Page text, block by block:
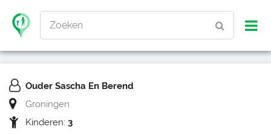
Zoeken
Ouder Sascha En Berend
Groningen
Kinderen: 3